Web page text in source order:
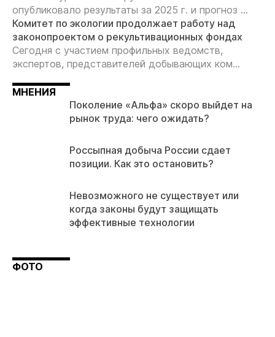
опубликовало результаты за 2025 г. и прогноз ...
Комитет по экологии продолжает работу над
законопроектом о рекультивационных фондах
Сегодня с участием профильных ведомств,
экспертов, представителей добывающих ком...
МНЕНИЯ
Поколение «Альфа» скоро выйдет на
рынок труда: чего ожидать?
Россыпная добыча России сдает
позиции. Как это остановить?
Невозможного не существует или
когда законы будут защищать
эффективные технологии
ФОТО